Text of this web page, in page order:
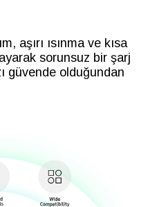
aşırı ısınma ve kısa
sorunsuz bir şarj
güvende olduğundan